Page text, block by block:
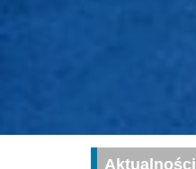
Aktualności